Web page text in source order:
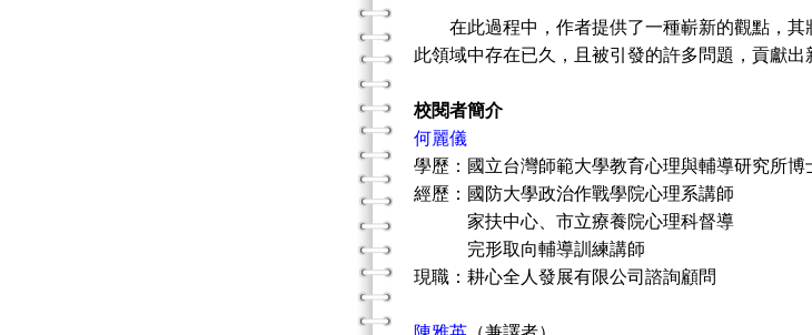
在此過程中，作者提供了一種嶄新的觀點，其
此領域中存在已久，且被引發的許多問題，貢獻出
校閱者簡介
何麗儀
學歷：國立台灣師範大學教育心理與輔導研究所博
經歷：國防大學政治作戰學院心理系講師
家扶中心、市立療養院心理科督導
完形取向輔導訓練講師
現職：耕心全人發展有限公司諮詢顧問